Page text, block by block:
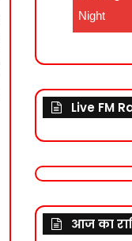
Night
Live FM
आज का